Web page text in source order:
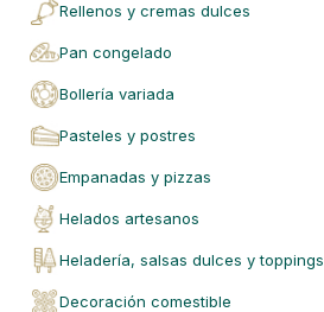
rellenos y cremas dulces
pan congelado
bollería variada
pasteles y postres
empanadas y pizzas
helados artesanos
heladería, salsas dulces y toppings
decoración comestible